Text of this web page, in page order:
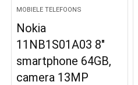
MOBIELE TELEFOONS
Nokia
11NB1S01A03 8″
smartphone 64GB,
camera 13MP